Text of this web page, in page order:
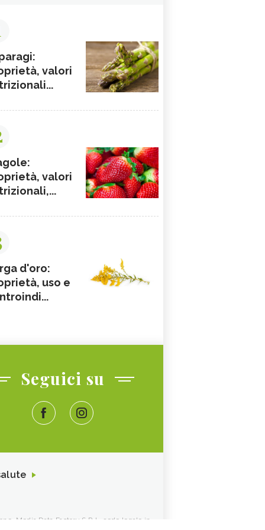
valori
valori
d'oro:
uso e
Seguici su
Media Data Factory S.R.L. sede legale in